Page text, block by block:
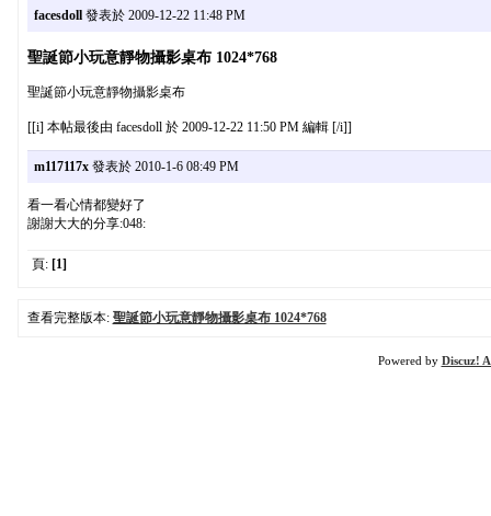
facesdoll發表於 2009-12-22 11:48 PM
聖誕節小玩意靜物攝影桌布 1024*768
聖誕節小玩意靜物攝影桌布
[[i] 本帖最後由 facesdoll 於 2009-12-22 11:50 PM 編輯 [/i]]
m117117x發表於 2010-1-6 08:49 PM
看一看心情都變好了
謝謝大大的分享:048:
頁: [1]
查看完整版本: 聖誕節小玩意靜物攝影桌布 1024*768
Powered by Discuz!